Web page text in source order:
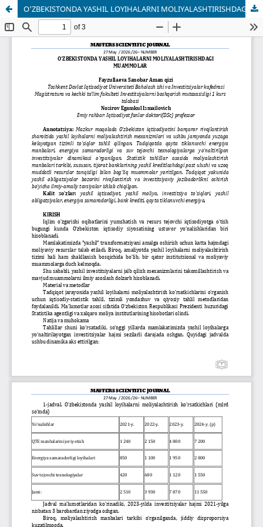
O‘ZBEKISTONDA YASHIL LOYIHALARNI MOLIYALASHTIRISHDAGI MUAMMOLAR